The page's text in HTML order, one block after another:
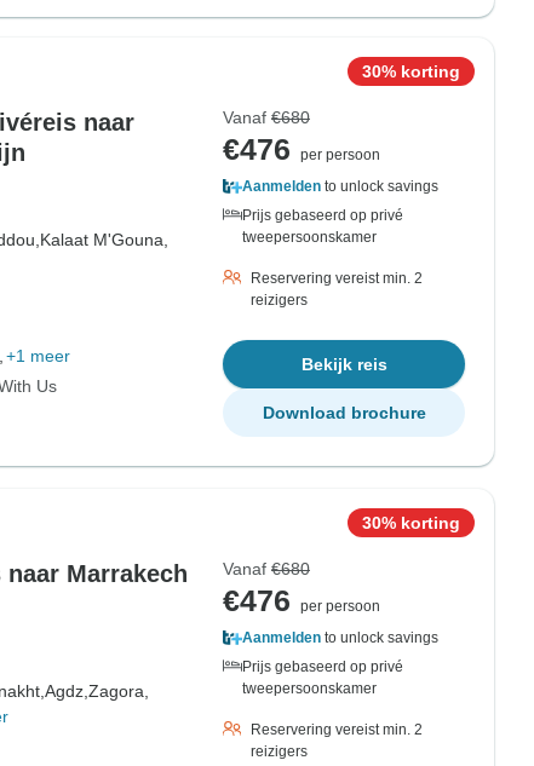
naar
Kalaat M'Gouna,
+1 meer
Us
30% korting
Vanaf €680
€476
per persoon
Aanmelden to unlock savings
Prijs gebaseerd op privé
tweepersoonskamer
Reservering vereist min. 2
reizigers
Bekijk reis
Download brochure
Marrakech
Agdz, Zagora,
30% korting
Vanaf €680
€476
per persoon
Aanmelden to unlock savings
Prijs gebaseerd op privé
tweepersoonskamer
Reservering vereist min. 2
reizigers